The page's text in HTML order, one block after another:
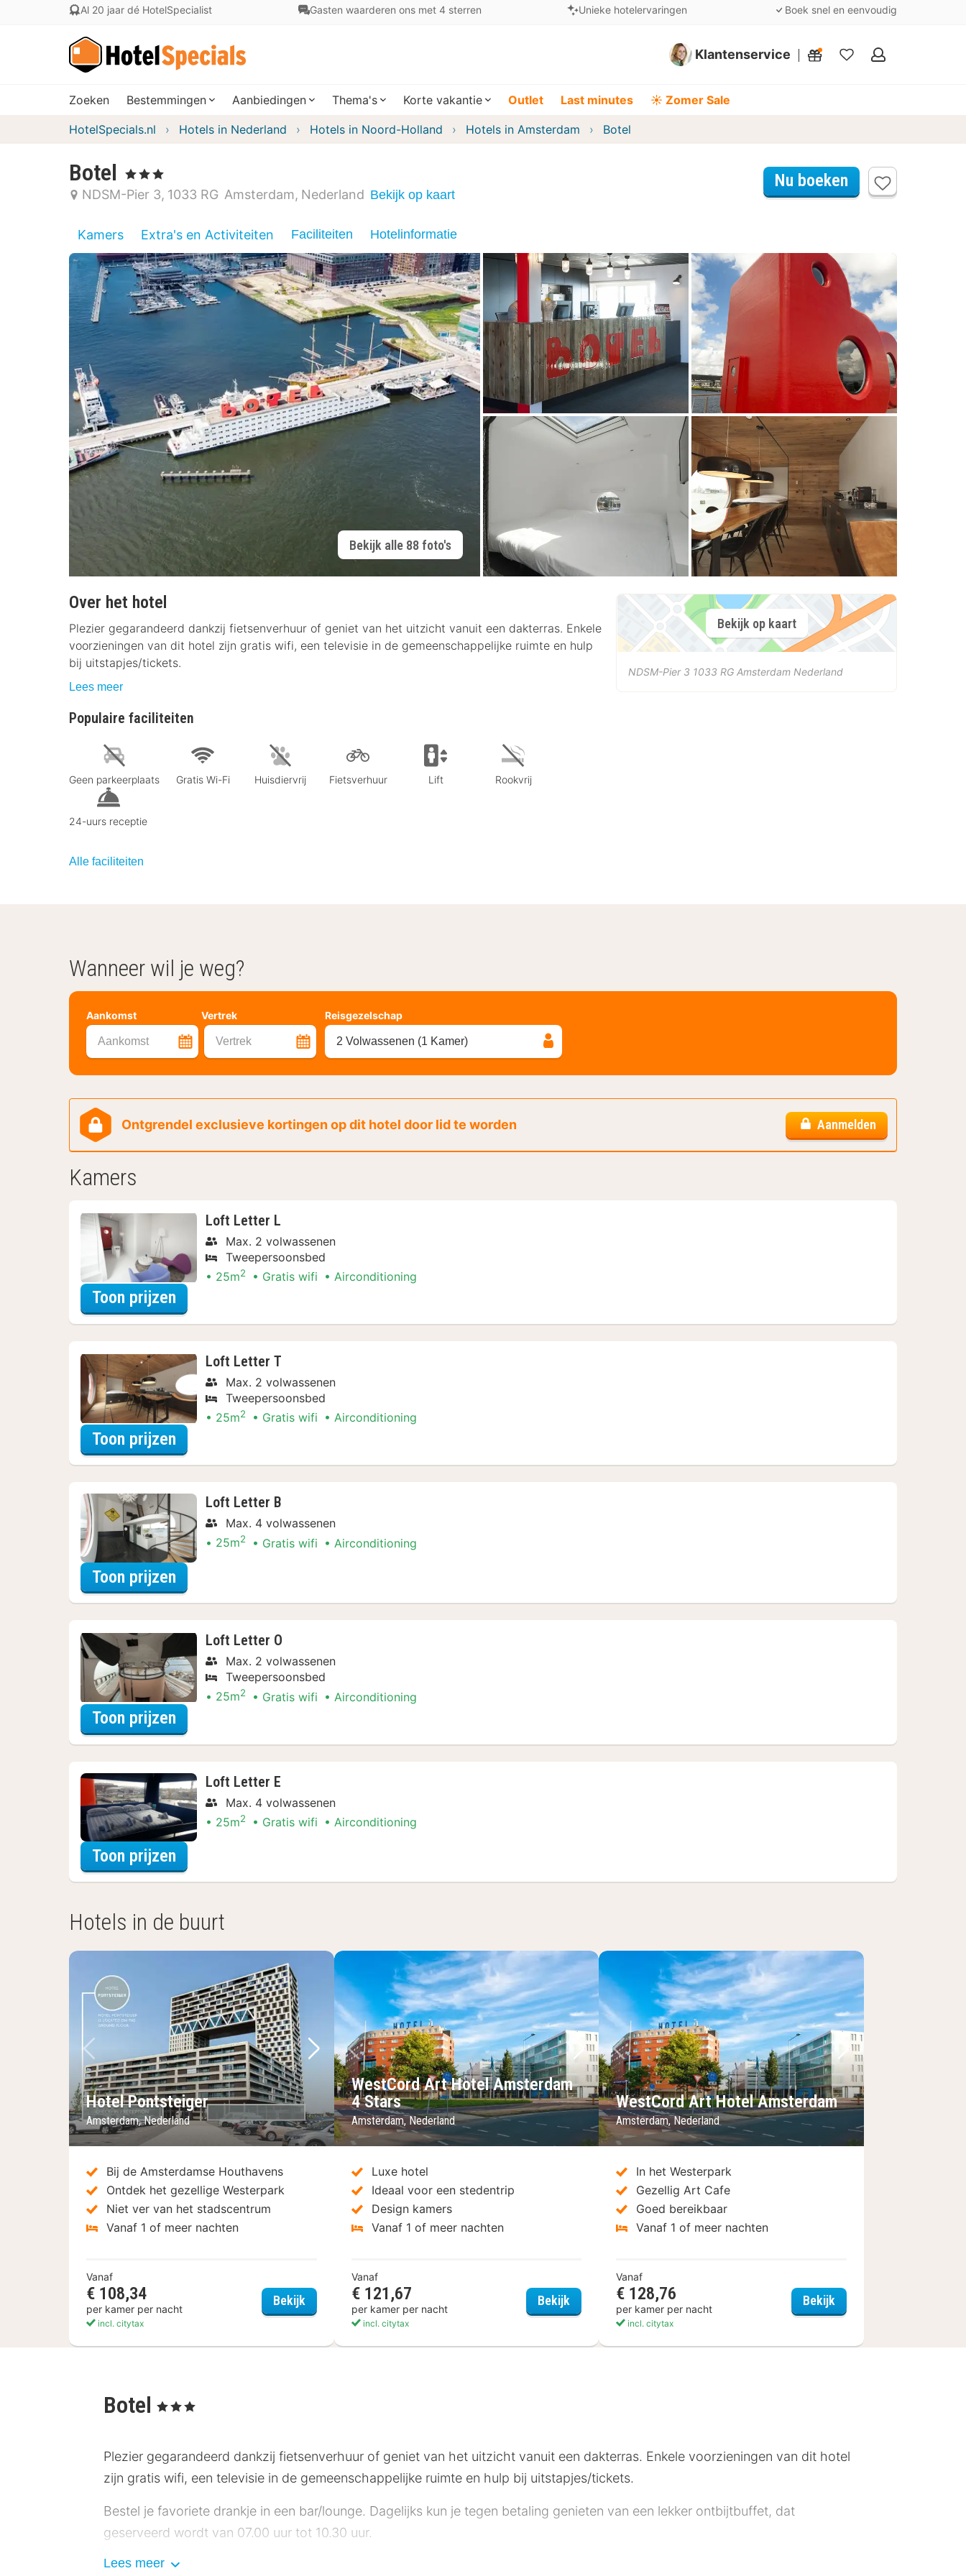
Al 20 jaar dé HotelSpecialist Gasten waarderen ons met 4 sterren Unieke hotelervaringen Boek snel en eenvoudig
Klantenservice
Mijn
Zoeken Bestemmingen Aanbiedingen Thema's Korte vakantie Outlet Last minutes ☀️ Zomer Sale
HotelSpecials.nl Hotels in Nederland Hotels in Noord-Holland Hotels in Amsterdam Botel
Botel , 3 Sterren
NDSM-Pier 3 1033 RG Amsterdam Nederland Bekijk op kaart
Nu boeken
Kamers Extra's en Activiteiten Faciliteiten Hotelinformatie
Bekijk alle 88 foto's
Over het hotel
Plezier gegarandeerd dankzij fietsenverhuur of geniet van het uitzicht vanuit een dakterras. Enkele
voorzieningen van dit hotel zijn gratis wifi, een televisie in de gemeenschappelijke ruimte en hulp
bij uitstapjes/tickets.
Lees meer
Populaire faciliteiten
Geen parkeerplaats Gratis Wi-Fi Huisdiervrij Fietsverhuur Lift Rookvrij
24-uurs receptie
Alle faciliteiten
Bekijk op kaart
NDSM-Pier 3 1033 RG Amsterdam Nederland
Wanneer wil je weg?
Aankomst Vertrek
Aankomst Vertrek
Reisgezelschap
2 Volwassenen (1 Kamer)
Ontgrendel exclusieve kortingen op dit hotel door lid te worden Aanmelden
Kamers
Loft Letter L
Max. 2 volwassenen
Tweepersoonsbed
25m2 Gratis wifi Airconditioning
Toon prijzen
Loft Letter T
Max. 2 volwassenen
Tweepersoonsbed
25m2 Gratis wifi Airconditioning
Toon prijzen
Loft Letter B
Max. 4 volwassenen
25m2 Gratis wifi Airconditioning
Toon prijzen
Loft Letter O
Max. 2 volwassenen
Tweepersoonsbed
25m2 Gratis wifi Airconditioning
Toon prijzen
Loft Letter E
Max. 4 volwassenen
25m2 Gratis wifi Airconditioning
Toon prijzen
Hotels in de buurt
Vorige foto
Volgende foto
Hotel Pontsteiger
Amsterdam, Nederland
Bij de Amsterdamse Houthavens
Ontdek het gezellige Westerpark
Niet ver van het stadscentrum
Vanaf 1 of meer nachten
Vanaf
€ 108,34
per kamer per nacht
incl. citytax
BekijkHotel Pontsteiger
Vorige foto
Volgende foto
WestCord Art Hotel Amsterdam
4 Stars
Amsterdam, Nederland
Luxe hotel
Ideaal voor een stedentrip
Design kamers
Vanaf 1 of meer nachten
Vanaf
€ 121,67
per kamer per nacht
incl. citytax
Bekijk WestCord Art Hotel Amsterdam 4 Stars
Vorige foto
Volgende foto
WestCord Art Hotel Amsterdam
Amsterdam, Nederland
In het Westerpark
Gezellig Art Cafe
Goed bereikbaar
Vanaf 1 of meer nachten
Vanaf
€ 128,76
per kamer per nacht
incl. citytax
BekijkWestCord Art Hotel
Botel , 3 Sterren
Plezier gegarandeerd dankzij fietsenverhuur of geniet van het uitzicht vanuit een dakterras. Enkele voorzieningen van dit hotel
zijn gratis wifi, een televisie in de gemeenschappelijke ruimte en hulp bij uitstapjes/tickets.
Bestel je favoriete drankje in een bar/lounge. Dagelijks kun je tegen betaling genieten van een lekker ontbijtbuffet, dat
geserveerd wordt van 07.00 uur tot 10.30 uur.
Hotelstars Union kent in Nederland een officiële sterrenclassificatie toe. Deze accommodatie heeft 3 sterren toegekend
Lees meer